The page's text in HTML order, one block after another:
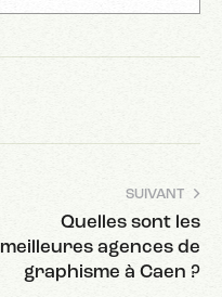
SUIVANT
Quelles sont les
meilleures agences de
graphisme à Caen ?